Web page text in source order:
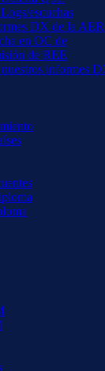
escuchas
DX de la AER
en OC de
de REE
informes